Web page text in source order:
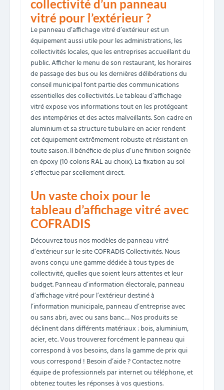
collectivité d’un panneau
vitré pour l’extérieur ?
Le panneau d’affichage vitré d’extérieur est un
équipement aussi utile pour les administrations, les
collectivités locales, que les entreprises accueillant du
public. Afficher le menu de son restaurant, les horaires
de passage des bus ou les dernières délibérations du
conseil municipal font partie des communications
essentielles des collectivités. Le tableau d’affichage
vitré expose vos informations tout en les protégeant
des intempéries et des actes malveillants. Son cadre en
aluminium et sa structure tubulaire en acier rendent
cet équipement extrêmement robuste et résistant en
toute saison. Il bénéficie de plus d’une finition soignée
en époxy (10 coloris RAL au choix). La fixation au sol
s’effectue par scellement direct.
Un vaste choix pour le
tableau d’affichage vitré avec
COFRADIS
Découvrez tous nos modèles de panneau vitré
d’extérieur sur le site COFRADIS Collectivités. Nous
avons conçu une gamme dédiée à tous types de
collectivité, quelles que soient leurs attentes et leur
budget. Panneau d’information électorale, panneau
d’affichage vitré pour l’extérieur destiné à
l’information municipale, panneau d’entreprise avec
ou sans abri, avec ou sans banc… Nos produits se
déclinent dans différents matériaux : bois, aluminium,
acier, etc. Vous trouverez forcément le panneau qui
correspond à vos besoins, dans la gamme de prix qui
vous correspond ! Besoin d’aide ? Contactez notre
équipe de professionnels par internet ou téléphone, et
obtenez toutes les réponses à vos questions.